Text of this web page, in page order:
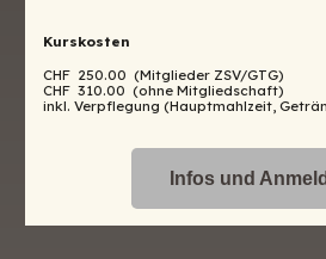
Kurskosten
CHF 250.00 (Mitglieder ZSV/GTG)
CHF 310.00 (ohne Mitgliedschaft)
inkl. Verpflegung (Hauptmahlzeit,
Infos und